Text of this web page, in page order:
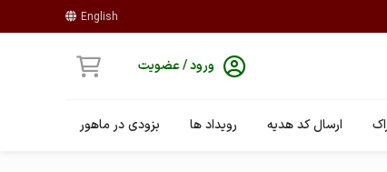
English
ورود / عضویت
ارسال کد هدیه رویداد ها بزودی در ماهور